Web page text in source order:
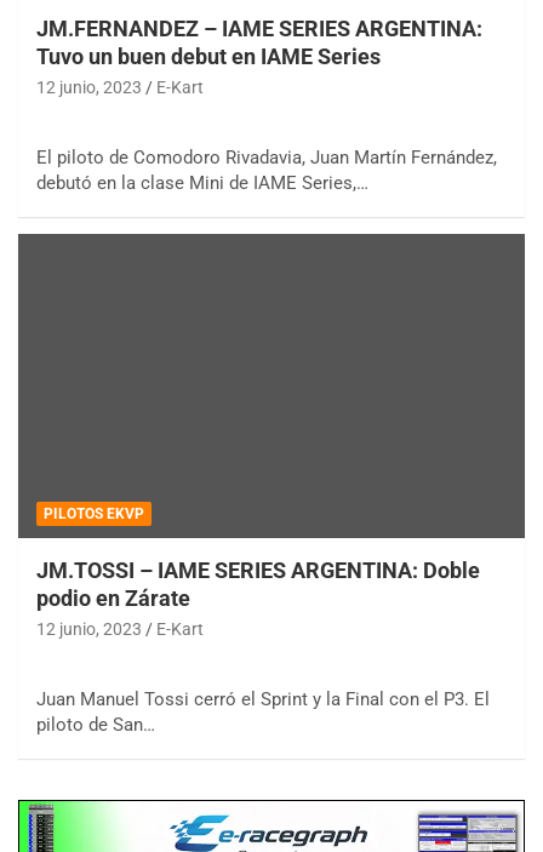
JM.FERNANDEZ – IAME SERIES ARGENTINA:
Tuvo un buen debut en IAME Series
12 junio, 2023 E-Kart
El piloto de Comodoro Rivadavia, Juan Martín Fernández,
debutó en la clase Mini de IAME Series,…
PILOTOS EKVP
JM.TOSSI – IAME SERIES ARGENTINA: Doble
podio en Zárate
12 junio, 2023 E-Kart
Juan Manuel Tossi cerró el Sprint y la Final con el P3. El
piloto de San…
COBERTURA ESPECIAL DE E-KART.COM.AR
Ramiro Tot (Asfalto)
Baradero (Buenos Aires)